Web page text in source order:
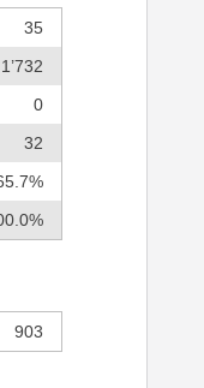
35
1’732
0
32
903